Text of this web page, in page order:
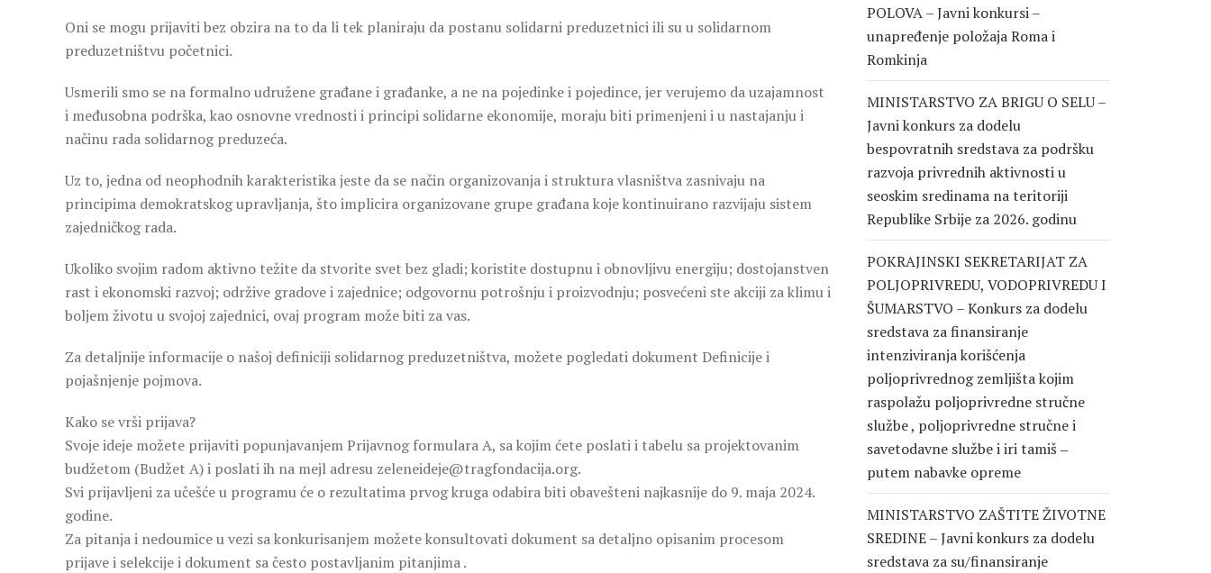
Oni se mogu prijaviti bez obzira na to da li tek planiraju da postanu solidarni preduzetnici ili su u solidarnom
preduzetništvu početnici.
Usmerili smo se na formalno udružene građane i građanke, a ne na pojedinke i pojedince, jer verujemo da uzajamnost
i međusobna podrška, kao osnovne vrednosti i principi solidarne ekonomije, moraju biti primenjeni i u nastajanju i
načinu rada solidarnog preduzeća.
Uz to, jedna od neophodnih karakteristika jeste da se način organizovanja i struktura vlasništva zasnivaju na
principima demokratskog upravljanja, što implicira organizovane grupe građana koje kontinuirano razvijaju sistem
zajedničkog rada.
Ukoliko svojim radom aktivno težite da stvorite svet bez gladi; koristite dostupnu i obnovljivu energiju; dostojanstven
rast i ekonomski razvoj; održive gradove i zajednice; odgovornu potrošnju i proizvodnju; posvećeni ste akciji za klimu i
boljem životu u svojoj zajednici, ovaj program može biti za vas.
Za detaljnije informacije o našoj definiciji solidarnog preduzetništva, možete pogledati dokument Definicije i
pojašnjenje pojmova.
Kako se vrši prijava?
Svoje ideje možete prijaviti popunjavanjem Prijavnog formulara A, sa kojim ćete poslati i tabelu sa projektovanim
budžetom (Budžet A) i poslati ih na mejl adresu zeleneideje@tragfondacija.org.
Svi prijavljeni za učešće u programu će o rezultatima prvog kruga odabira biti obavešteni najkasnije do 9. maja 2024.
godine.
Za pitanja i nedoumice u vezi sa konkurisanjem možete konsultovati dokument sa detaljno opisanim procesom
prijave i selekcije i dokument sa često postavljanim pitanjima .
POLOVA – Javni konkursi –
unapređenje položaja Roma i
Romkinja
MINISTARSTVO ZA BRIGU O SELU –
Javni konkurs za dodelu
bespovratnih sredstava za podršku
razvoja privrednih aktivnosti u
seoskim sredinama na teritoriji
Republike Srbije za 2026. godinu
POKRAJINSKI SEKRETARIJAT ZA
POLJOPRIVREDU, VODOPRIVREDU I
ŠUMARSTVO – Konkurs za dodelu
sredstava za finansiranje
intenziviranja korišćenja
poljoprivrednog zemljišta kojim
raspolažu poljoprivredne stručne
službe , poljoprivredne stručne i
savetodavne službe i iri tamiš ‒
putem nabavke opreme
MINISTARSTVO ZAŠTITE ŽIVOTNE
SREDINE – Javni konkurs za dodelu
sredstava za su/finansiranje